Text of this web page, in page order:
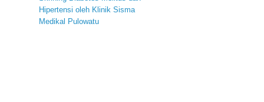
Hipertensi oleh Klinik Sisma
Medikal Pulowatu